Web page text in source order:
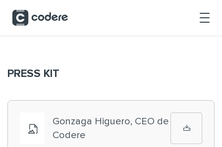
PRESS KIT
Gonzaga Higuero, CEO de
Codere